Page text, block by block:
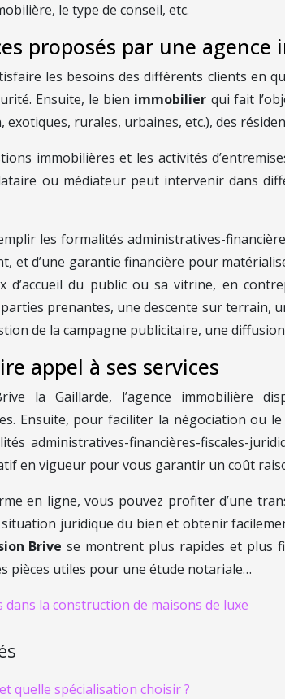
le type de conseil, etc.
proposés par une agence
les besoins des différents clients en
Ensuite, le bien immobilier qui fait
exotiques, rurales, urbaines, etc.), des
immobilières et les activités
ou médiateur peut intervenir dans
les formalités administratives-
et d’une garantie financière pour
d’accueil du public ou sa vitrine, en
prenantes, une descente sur terrain,
de la campagne publicitaire, une
appel à ses services
la Gaillarde, l’agence immobilière
Ensuite, pour faciliter la négociation ou
administratives-financières-fiscales-
en vigueur pour vous garantir un coût
en ligne, vous pouvez profiter d’une
juridique du bien et obtenir
Brive se montrent plus rapides et plus
pièces utiles pour une étude notariale…
dans la construction de maisons de luxe
quelle spécialisation choisir ?